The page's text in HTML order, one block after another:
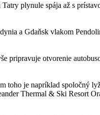
plynule spája až s
a Gdaňsk vlakom
pripravuje otvorenie
toho je napríklad spoločný
Thermal & Ski Resort